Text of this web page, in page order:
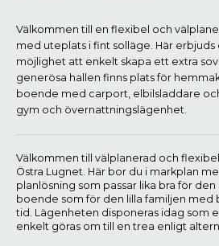
Välkommen till en flexibel och
med uteplats i fint solläge. Här
möjlighet att enkelt skapa ett extra
generösa hallen finns plats för
boende med carport, elbilsladdare
gym och övernattningslägenhet.
Välkommen till välplanerad och
Östra Lugnet. Här bor du i markplan
planlösning som passar lika bra för
boende som för den lilla familjen med
tid. Lägenheten disponeras idag som
enkelt göras om till en trea enligt